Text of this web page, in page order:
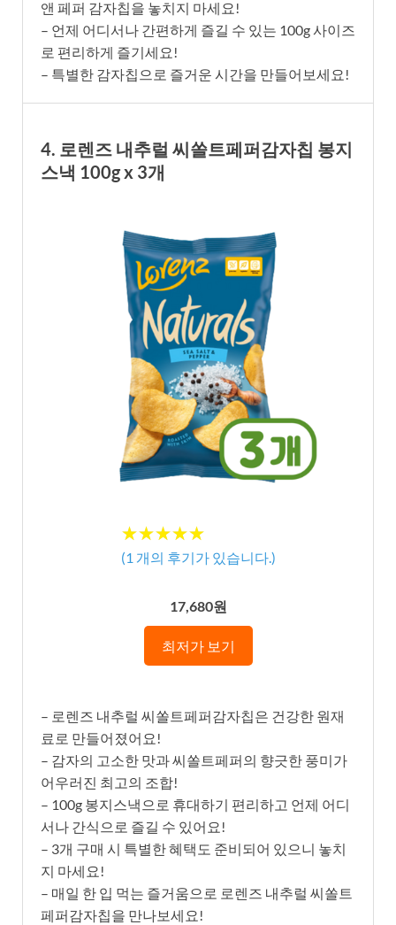
앤 페퍼 감자칩을 놓치지 마세요!
– 언제 어디서나 간편하게 즐길 수 있는 100g 사이즈
로 편리하게 즐기세요!
– 특별한 감자칩으로 즐거운 시간을 만들어보세요!
4. 로렌즈 내추럴 씨쏠트페퍼감자칩 봉지
스낵 100g x 3개
★★★★★
★★★★★
(1 개의 후기가 있습니다.)
17,680원
최저가 보기
– 로렌즈 내추럴 씨쏠트페퍼감자칩은 건강한 원재
료로 만들어졌어요!
– 감자의 고소한 맛과 씨쏠트페퍼의 향긋한 풍미가
어우러진 최고의 조합!
– 100g 봉지스낵으로 휴대하기 편리하고 언제 어디
서나 간식으로 즐길 수 있어요!
– 3개 구매 시 특별한 혜택도 준비되어 있으니 놓치
지 마세요!
– 매일 한 입 먹는 즐거움으로 로렌즈 내추럴 씨쏠트
페퍼감자칩을 만나보세요!